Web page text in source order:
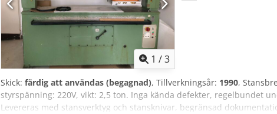
1 /3
Skick: färdig att användas (begagnad), Tillverkningsår: 1990,
styrspänning: 220V, vikt: 2,5 ton. Inga kända defekter, regelbundet
Levereras med stansverktyg och stansknivar, begränsad